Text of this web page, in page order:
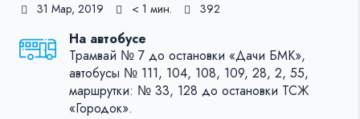
31 Мар, 2019 < 1 мин. 392
На автобусе
Трамвай № 7 до остановки «Дачи БМК»,
автобусы № 111, 104, 108, 109, 28, 2, 55,
маршрутки: № 33, 128 до остановки ТСЖ
«Городок».